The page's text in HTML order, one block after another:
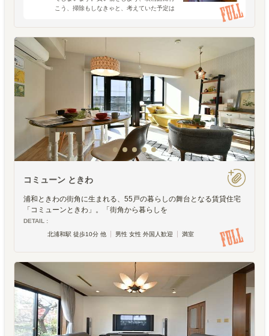
こう、掃除もしなきゃと、考えていた予定は
い…そんな日もあります。「せっかくの休日
なのに、なんにもしない
コミューン ときわ
浦和ときわの街角に生まれる、55戸の暮らしの舞台となる賃貸住宅
「コミューンときわ」。「街角から暮らしを
DETAIL :
北浦和駅 徒歩10分 他
男性 女性 外国人歓迎 満室